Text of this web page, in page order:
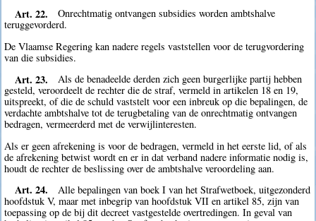
Art. 22.
Onrechtmatig ontvangen subsidies worden ambtshalve
teruggevorderd.
De Vlaamse Regering kan nadere regels vaststellen voor de terugvordering
van die subsidies.
Art. 23.
Als de benadeelde derden zich geen burgerlijke partij hebben
gesteld, veroordeelt de rechter die de straf, vermeld in artikelen 18 en 19,
uitspreekt, of die de schuld vaststelt voor een inbreuk op die bepalingen, de
verdachte ambtshalve tot de terugbetaling van de onrechtmatig ontvangen
bedragen, vermeerderd met de verwijlinteresten.
Als er geen afrekening is voor de bedragen, vermeld in het eerste lid, of als
de afrekening betwist wordt en er in dat verband nadere informatie nodig is,
houdt de rechter de beslissing over de ambtshalve veroordeling aan.
Art. 24.
Alle bepalingen van boek I van het Strafwetboek, uitgezonderd
hoofdstuk V, maar met inbegrip van hoofdstuk VII en artikel 85, zijn van
toepassing op de bij dit decreet vastgestelde overtredingen. In geval van